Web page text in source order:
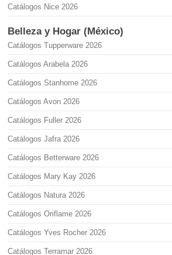
Catálogos Nice 2026
Belleza y Hogar (México)
Catálogos Tupperware 2026
Catálogos Arabela 2026
Catálogos Stanhome 2026
Catálogos Avon 2026
Catálogos Fuller 2026
Catálogos Jafra 2026
Catálogos Betterware 2026
Catálogos Mary Kay 2026
Catálogos Natura 2026
Catálogos Oriflame 2026
Catálogos Yves Rocher 2026
Catálogos Terramar 2026